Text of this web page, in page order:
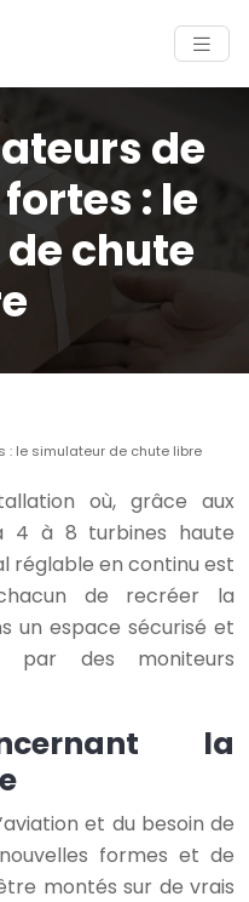
de
: le
chute
: le simulateur de chute libre
où, grâce aux
4 à 8 turbines haute
réglable en continu est
de recréer la
un espace sécurisé et
par des moniteurs
la
et du besoin de
formes et de
montés sur de vrais